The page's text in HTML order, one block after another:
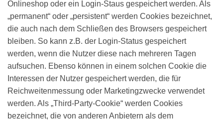
Onlineshop oder ein Login-Staus gespeichert werden. Als
„permanent“ oder „persistent“ werden Cookies bezeichnet,
die auch nach dem Schließen des Browsers gespeichert
bleiben. So kann z.B. der Login-Status gespeichert
werden, wenn die Nutzer diese nach mehreren Tagen
aufsuchen. Ebenso können in einem solchen Cookie die
Interessen der Nutzer gespeichert werden, die für
Reichweitenmessung oder Marketingzwecke verwendet
werden. Als „Third-Party-Cookie“ werden Cookies
bezeichnet, die von anderen Anbietern als dem